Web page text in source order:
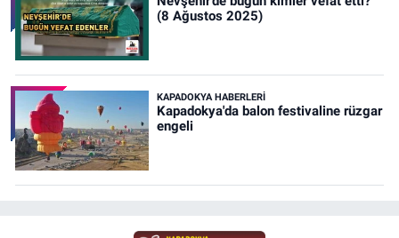
(8 Ağustos 2025)
KAPADOKYA HABERLERI
Kapadokya'da balon festivaline rüzgar
engeli